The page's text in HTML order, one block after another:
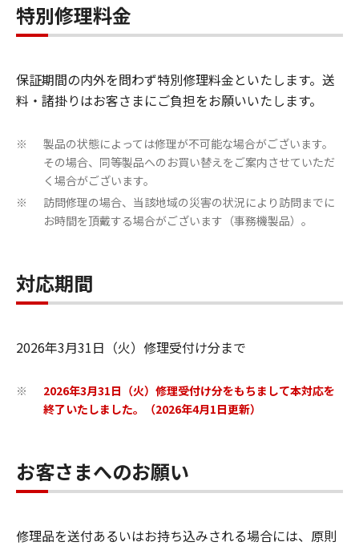
特別修理料金
保証期間の内外を問わず特別修理料金といたします。送
料・諸掛りはお客さまにご負担をお願いいたします。
※
製品の状態によっては修理が不可能な場合がございます。
その場合、同等製品へのお買い替えをご案内させていただ
く場合がございます。
※
訪問修理の場合、当該地域の災害の状況により訪問までに
お時間を頂戴する場合がございます（事務機製品）。
対応期間
2026年3月31日（火）修理受付け分まで
※
2026年3月31日（火）修理受付け分をもちまして本対応を
終了いたしました。（2026年4月1日更新）
お客さまへのお願い
修理品を送付あるいはお持ち込みされる場合には、原則